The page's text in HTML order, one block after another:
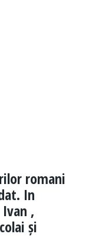
romani
In
,
și